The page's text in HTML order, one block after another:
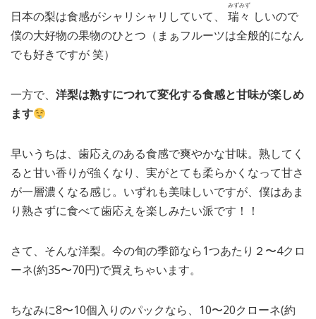
日本の梨は食感がシャリシャリしていて、 瑞々
みずみず
しいので
僕の大好物の果物のひとつ（まぁフルーツは全般的になん
でも好きですが 笑）
一方で、 洋梨は熟すにつれて変化する食感と甘味が楽しめ
ます
早いうちは、歯応えのある食感で爽やかな甘味。熟してく
ると甘い香りが強くなり、実がとても柔らかくなって甘さ
が一層濃くなる感じ。いずれも美味しいですが、僕はあま
り熟さずに食べて歯応えを楽しみたい派です！！
さて、そんな洋梨。今の旬の季節なら1つあたり２〜4クロ
ーネ(約35〜70円)で買えちゃいます。
ちなみに8〜10個入りのパックなら、10〜20クローネ(約